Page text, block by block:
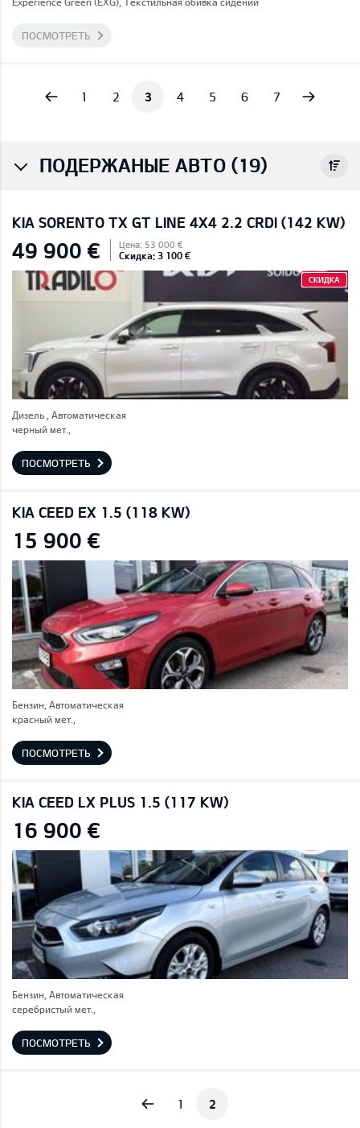
ПОСМОТРЕТЬ
1 2 3 4 5 6 7
ПОДЕРЖАНЫЕ АВТО (19)
KIA SORENTO TX GT LINE 4X4 2.2 CRDI (142 KW)
49 900 € Цена: 53 000 €
Скидка: 3 100 €
СКИДКА
Дизель , Автоматическая
черный мет.,
ПОСМОТРЕТЬ
KIA CEED EX 1.5 (118 KW)
15 900 €
Бензин, Автоматическая
красный мет.,
ПОСМОТРЕТЬ
KIA CEED LX PLUS 1.5 (117 KW)
16 900 €
Бензин, Автоматическая
серебристый мет.,
ПОСМОТРЕТЬ
1 2